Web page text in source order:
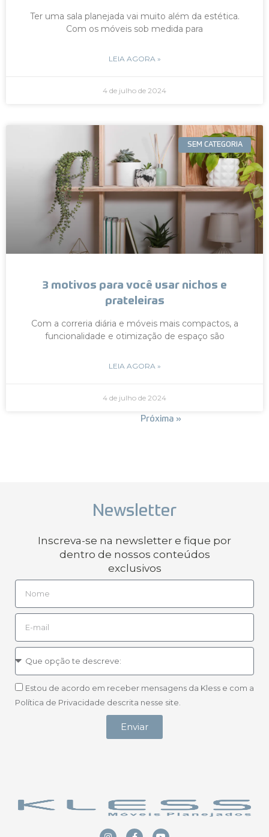
Ter uma sala planejada vai muito além da estética.
Com os móveis sob medida para
LEIA AGORA »
4 de julho de 2024
SEM CATEGORIA
3 motivos para você usar nichos e
prateleiras
Com a correria diária e móveis mais compactos, a
funcionalidade e otimização de espaço são
LEIA AGORA »
4 de julho de 2024
Próxima »
Newsletter
Inscreva-se na newsletter e fique por
dentro de nossos conteúdos
exclusivos
Estou de acordo em receber mensagens da Kless e com a
Política de Privacidade descrita nesse site.
Enviar